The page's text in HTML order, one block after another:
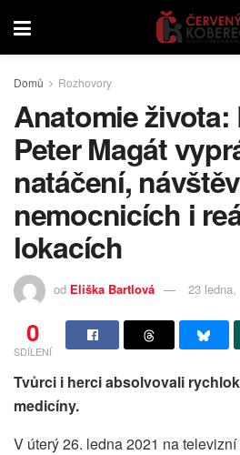
Domů Rozhovory
Anatomie života:
Peter Magát
natáčení,
nemocnicích i
lokacích
od Eliška Bartlová 23 ledna,
0
SDÍLENÍ
Tvůrci i herci absolvovali
medicíny.
V úterý 26. ledna 2021 na